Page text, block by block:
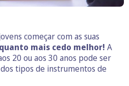
começar com as suas
quanto mais cedo melhor! A
20 ou aos 30 anos pode ser
tipos de instrumentos de